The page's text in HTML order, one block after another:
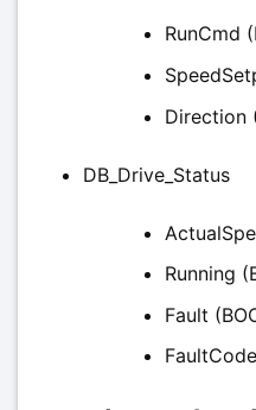
RunCmd
Direction
DB_Drive_Status
Running
Fault